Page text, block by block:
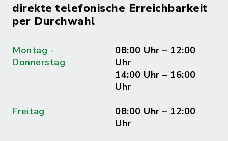
direkte telefonische Erreichbarkeit
per Durchwahl
Montag -
Donnerstag
08:00 Uhr – 12:00
Uhr
14:00 Uhr – 16:00
Uhr
Freitag
08:00 Uhr – 12:00
Uhr